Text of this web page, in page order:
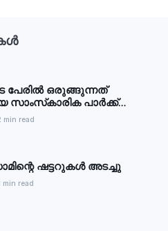
പേരില്‍ ഒരുങ്ങുന്നത്
സാംസ്‌കാരിക പാര്‍ക്ക്
min read
ഷട്ടറുകള്‍ അടച്ചു
min read